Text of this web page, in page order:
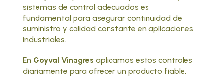
sistemas de control adecuados es
fundamental para asegurar continuidad de
suministro y calidad constante en aplicaciones
industriales.
En Goyval Vinagres aplicamos estos controles
diariamente para ofrecer un producto fiable,